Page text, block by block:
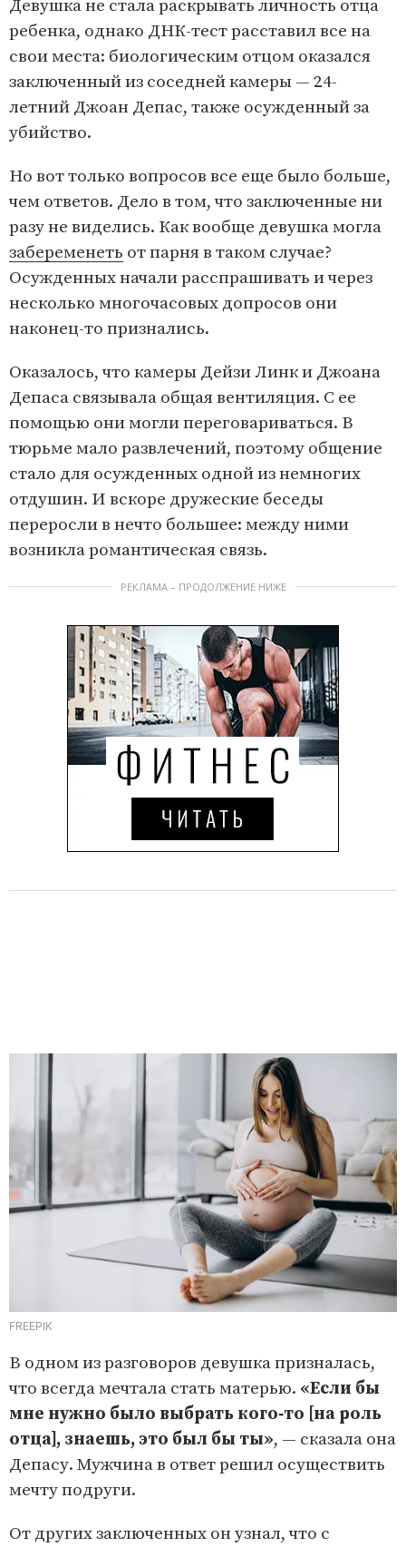
Девушка не стала раскрывать личность отца
ребенка, однако ДНК-тест расставил все на
свои места: биологическим отцом оказался
заключенный из соседней камеры — 24-
летний Джоан Депас, также осужденный за
убийство.
Но вот только вопросов все еще было больше,
чем ответов. Дело в том, что заключенные ни
разу не виделись. Как вообще девушка могла
забеременеть от парня в таком случае?
Осужденных начали расспрашивать и через
несколько многочасовых допросов они
наконец-то признались.
Оказалось, что камеры Дейзи Линк и Джоана
Депаса связывала общая вентиляция. С ее
помощью они могли переговариваться. В
тюрьме мало развлечений, поэтому общение
стало для осужденных одной из немногих
отдушин. И вскоре дружеские беседы
переросли в нечто большее: между ними
возникла романтическая связь.
РЕКЛАМА – ПРОДОЛЖЕНИЕ НИЖЕ
FREEPIK
В одном из разговоров девушка призналась,
что всегда мечтала стать матерью. «Если бы
мне нужно было выбрать кого‑то [на роль
отца], знаешь, это был бы ты», — сказала она
Депасу. Мужчина в ответ решил осуществить
мечту подруги.
От других заключенных он узнал, что с